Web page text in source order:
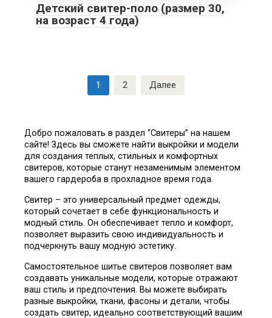
Детский свитер-поло (размер 30,
на возраст 4 года)
1 2 Далее
Добро пожаловать в раздел “Свитеры” на нашем
сайте! Здесь вы сможете найти выкройки и модели
для создания теплых, стильных и комфортных
свитеров, которые станут незаменимым элементом
вашего гардероба в прохладное время года.
Свитер – это универсальный предмет одежды,
который сочетает в себе функциональность и
модный стиль. Он обеспечивает тепло и комфорт,
позволяет выразить свою индивидуальность и
подчеркнуть вашу модную эстетику.
Самостоятельное шитье свитеров позволяет вам
создавать уникальные модели, которые отражают
ваш стиль и предпочтения. Вы можете выбирать
разные выкройки, ткани, фасоны и детали, чтобы
создать свитер, идеально соответствующий вашим